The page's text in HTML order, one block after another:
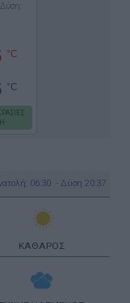
°C
°C
06:30 - Δύση 20:37
ΚΑΘΑΡΟΣ